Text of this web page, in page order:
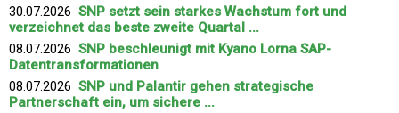
30.07.2026 SNP setzt sein starkes Wachstum fort und
verzeichnet das beste zweite Quartal ...
08.07.2026 SNP beschleunigt mit Kyano Lorna SAP-
Datentransformationen
08.07.2026 SNP und Palantir gehen strategische
Partnerschaft ein, um sichere ...